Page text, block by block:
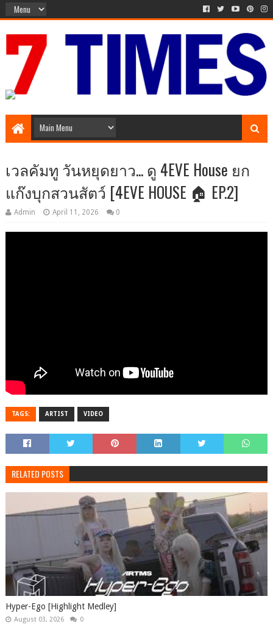
เวลคัมทู วันหยุดยาว... ดู 4EVE House ยก
แก๊งบุกสวนสัตว์ [4EVE HOUSE 🏠 EP.2]
Admin April 11, 2026 0
TAGS: ARTIST VIDEO
RELATED POSTS
Hyper-Ego [Highlight Medley]
August 03, 2026 0